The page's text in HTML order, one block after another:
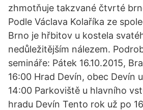
zhmotňuje takzvané čtvrté
Podle Václava Kolaříka ze
Brno je hřbitov u kostela
nedůležitějším nálezem.
semináře: Pátek 16.10.2015,
16:00 Hrad Devín, obec Devín
14:00 Parkoviště u hlavního
hradu Devín Tento rok už po